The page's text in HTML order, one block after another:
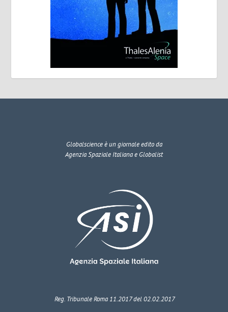
Globalscienceè un giornale edito da
Agenzia Spaziale Italiana e Globalist
Reg. Tribunale Roma 11.2017 del 02.02.2017